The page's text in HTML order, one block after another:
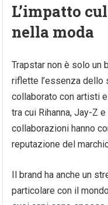
L’impatto
nella moda
Trapstar non è solo un
riflette l’essenza dello
collaborato con artisti
tra cui Rihanna, Jay-Z
collaborazioni hanno
reputazione del
Il brand ha anche un
particolare con il